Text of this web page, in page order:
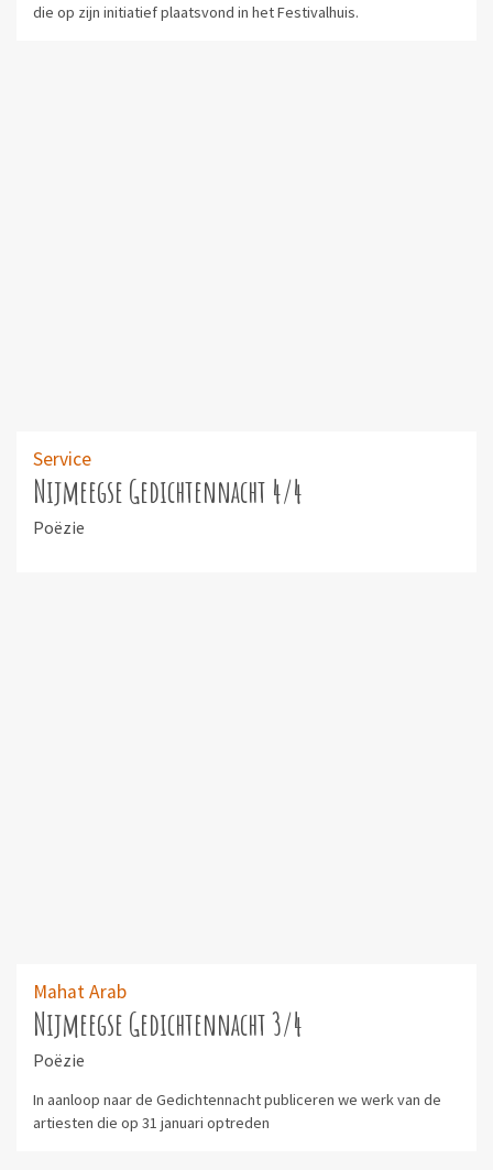
die op zijn initiatief plaatsvond in het Festivalhuis.
Service
Nijmeegse Gedichtennacht 4/4
Poëzie
Mahat Arab
Nijmeegse Gedichtennacht 3/4
Poëzie
In aanloop naar de Gedichtennacht publiceren we werk van de
artiesten die op 31 januari optreden